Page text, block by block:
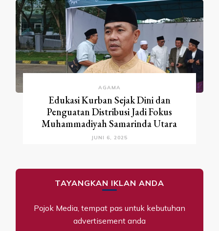
AGAMA
Edukasi Kurban Sejak Dini dan
Penguatan Distribusi Jadi Fokus
Muhammadiyah Samarinda Utara
JUNI 6, 2025
TAYANGKAN IKLAN ANDA
Pojok Media, tempat pas untuk kebutuhan
advertisement anda